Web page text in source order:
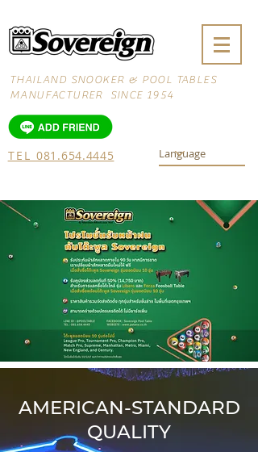
THAILAND SNOOKER & POOL TABLES
MANUFACTURER SINCE 1954
TEL 081.654.4445
AMERICAN-STANDARD
QUALITY